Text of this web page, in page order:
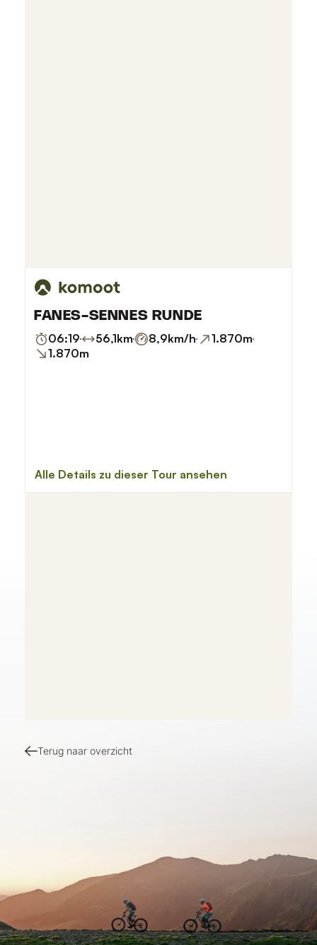
Terug naar overzicht